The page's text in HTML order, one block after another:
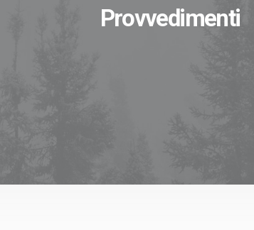
Provvedimenti